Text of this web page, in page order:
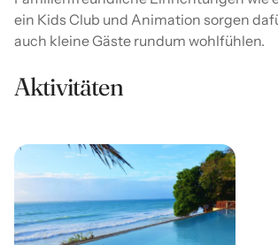
ein Kids Club und Animation sorgen
auch kleine Gäste rundum wohlfühlen.
Aktivitäten